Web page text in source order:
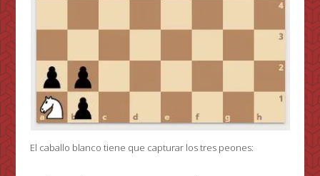
El caballo blanco tiene que capturar los tres peones: